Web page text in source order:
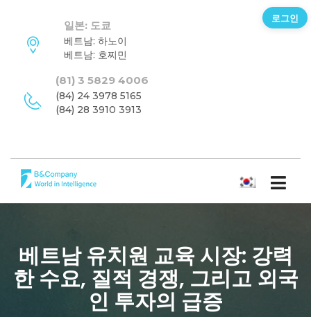
일본: 도쿄
베트남: 하노이
베트남: 호찌민
(81) 3 5829 4006
(84) 24 3978 5165
(84) 28 3910 3913
한국어
베트남 유치원 교육 시장: 강력
한 수요, 질적 경쟁, 그리고 외국
인 투자의 급증
로그인